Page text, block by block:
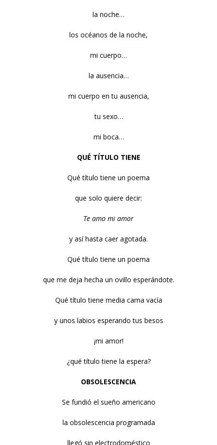
la noche…
los océanos de la noche,
mi cuerpo…
la ausencia…
mi cuerpo en tu ausencia,
tu sexo…
mi boca…
QUÉ TÍTULO TIENE
Qué título tiene un poema
que solo quiere decir:
Te amo mi amor
y así hasta caer agotada.
Qué título tiene un poema
que me deja hecha un ovillo esperándote.
Qué título tiene media cama vacía
y unos labios esperando tus besos
¡mi amor!
¿qué título tiene la espera?
OBSOLESCENCIA
Se fundió el sueño americano
la obsolescencia programada
llegó sin electrodoméstico